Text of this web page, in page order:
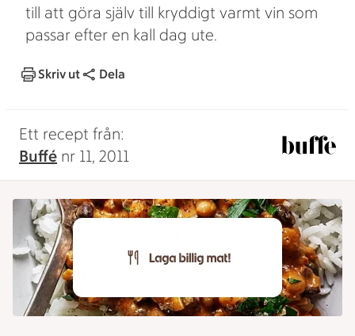
till att göra själv till kryddigt varmt vin som
passar efter en kall dag ute.
Skriv ut Dela
Ett recept från:
Buffé nr 11, 2011